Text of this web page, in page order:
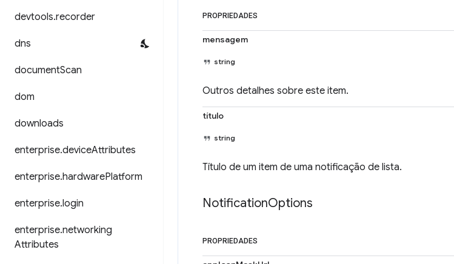
devtools.recorder
dns
documentScan
dom
downloads
enterprise.deviceAttributes
enterprise.hardwarePlatform
enterprise.login
enterprise.networking
Attributes
PROPRIEDADES
mensagem
string
Outros detalhes sobre este item.
título
string
Título de um item de uma notificação de lista.
NotificationOptions
PROPRIEDADES